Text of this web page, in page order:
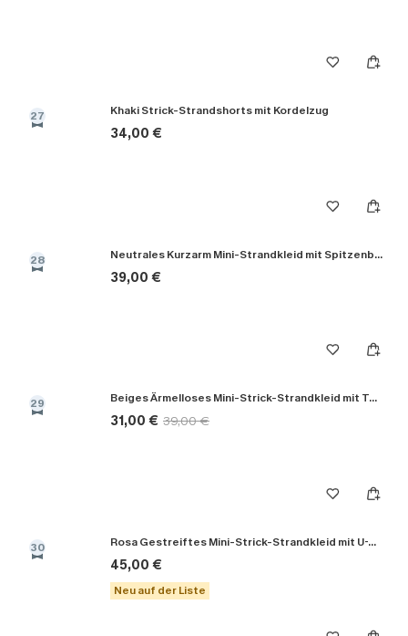
27 Khaki Strick-Strandshorts mit Kordelzug
34,00 €
28 Neutrales Kurzarm Mini-Strandkleid mit Spitzenbesatz
39,00 €
29 Beiges Ärmelloses Mini-Strick-Strandkleid mit Tunnelzug
31,00 € 39,00 €
30 Rosa Gestreiftes Mini-Strick-Strandkleid mit U-Ausschnitt
45,00 €
Neu auf der Liste